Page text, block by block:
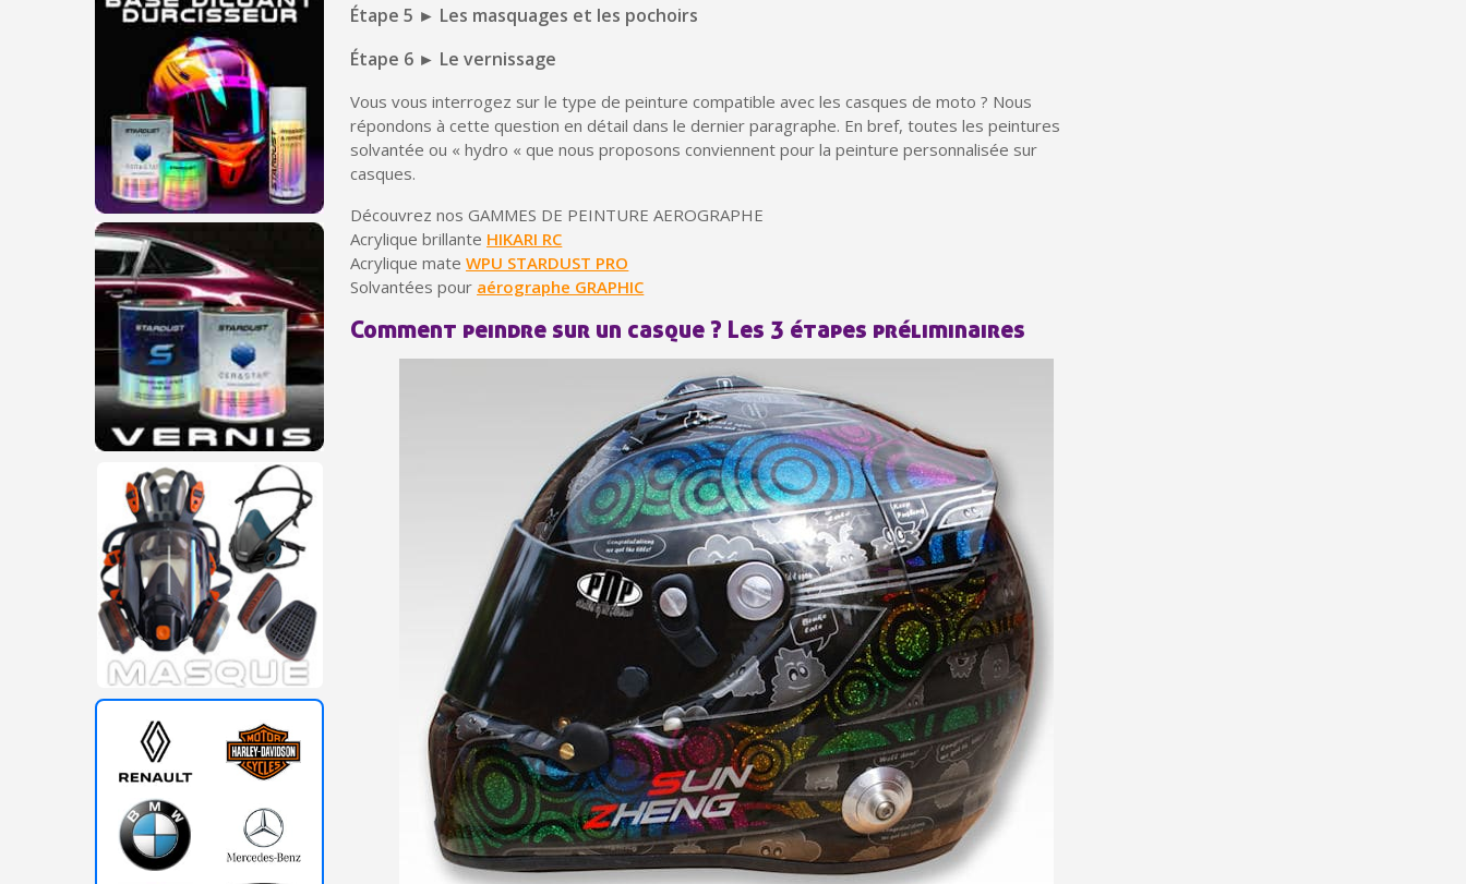
Livraison offerte en France métropolitaine pour 250€ d'achats
Paiement en 4x sans frais dès 30€ d'achats
Votre devis en ligne en moins d'1 minute
Partagez vos créations et obtenez des bons d'achat
Gagnez des points de fidélité à chaque commande
Livraison sous 24 h en France Métropolitaine
Retour produits sous 14 jours
Réduction de 5€ sur la première commande
10€ de bon d'achat pour chaque parrainage
Inscription à la newsletter : 5€ de réduction
Livraison sous 24 h en France Métropolitaine
Livraison offerte en France métropolitaine pour 250€ d'achats
Paiement en 4x sans frais dès 30€ d'achats
Étape 5 ► Les masquages et les pochoirs
Étape 6 ► Le vernissage
Vous vous interrogez sur le type de peinture compatible avec les casques de moto ? Nous
répondons à cette question en détail dans le dernier paragraphe. En bref, toutes les peintures
solvantée ou « hydro « que nous proposons conviennent pour la peinture personnalisée sur
casques.
Découvrez nos GAMMES DE PEINTURE AEROGRAPHE
Acrylique brillante HIKARI RC
Acrylique mateWPU STARDUST PRO
Solvantées pour aérographe GRAPHIC
Comment peindre sur un casque ? Les 3 étapes préliminaires